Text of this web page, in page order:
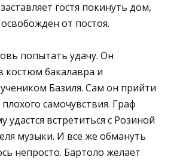
гостя покинуть дом,
от постоя.
попытать удачу. Он
костюм бакалавра и
учеником Базиля. Сам он прийти
самочувствия. Граф
удастся встретиться с Розиной
музыки. И все же обмануть
непросто. Бартоло желает